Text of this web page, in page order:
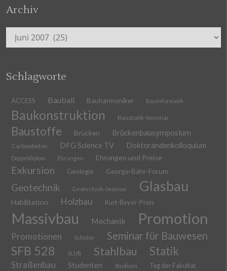
Archiv
Archiv
Schlagworte
ACCESS Bauball Bauharmoniker Bauinformatik
Baukonstruktion Baustatik-Seminar
Baustoffe Brücken Brückenbausymposium
Carbonbeton DFG Science TV Doktorandenkolloquium
Doppeldiplom Ehrungen Ehrungen und Preise
Exkursion Geologie George-Bähr-Forum
Geotechnik Geotechnik-Seminar Glasbau
Habilitation Holzbau Kurt-Beyer-Preis
Massivbau Mechanik Promotion
Promotionen Schüler Seminar für Bauwesen
SFB 528 SLUB Stahlbau Statik
Straßenbau Studenten Studium Tag der Fakultät